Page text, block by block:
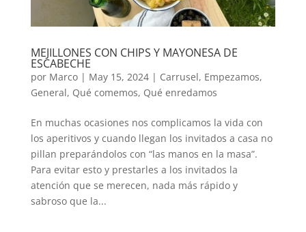
MEJILLONES CON CHIPS Y MAYONESA DE
ESCABECHE
por Marco| May 15, 2024| Carrusel, Empezamos,
General, Qué comemos, Qué enredamos
En muchas ocasiones nos complicamos la vida con
los aperitivos y cuando llegan los invitados a casa no
pillan preparándolos con “las manos en la masa”.
Para evitar esto y prestarles a los invitados la
atención que se merecen, nada más rápido y
sabroso que la...